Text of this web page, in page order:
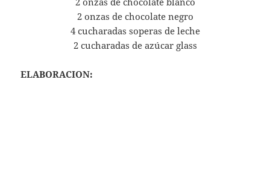
2 onzas de chocolate negro
4 cucharadas soperas de leche
2 cucharadas de azúcar glass
ELABORACION: